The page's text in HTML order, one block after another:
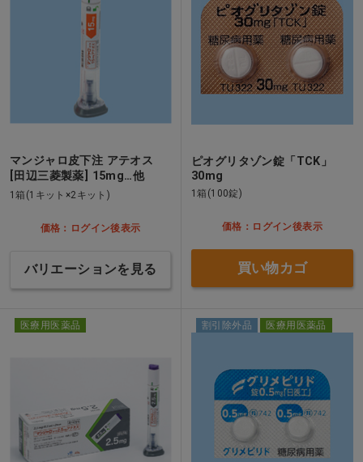
マンジャロ皮下注 アテオス
[田辺三菱製薬] 15mg…他
1箱(1キット×2キット)
価格：ログイン後表示
バリエーションを見る
ピオグリタゾン錠「TCK」
30mg
1箱(100錠)
価格：ログイン後表示
買い物カゴ
医療用医薬品 割引除外品 医療用医薬品